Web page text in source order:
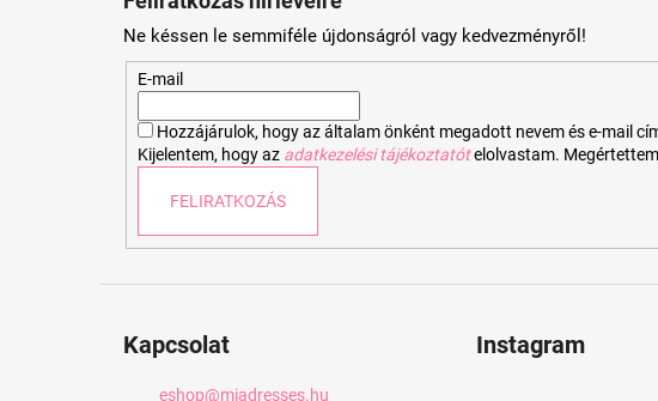
Ne késsen le semmiféle újdonságról vagy kedvezményről!
E-mail
Hozzájárulok, hogy az általam önként megadott nevem és e-mail
Kijelentem, hogy az adatkezelési tájékoztatót elolvastam.
FELIRATKOZÁS
Kapcsolat
eshop@miadresses.hu
Instagram